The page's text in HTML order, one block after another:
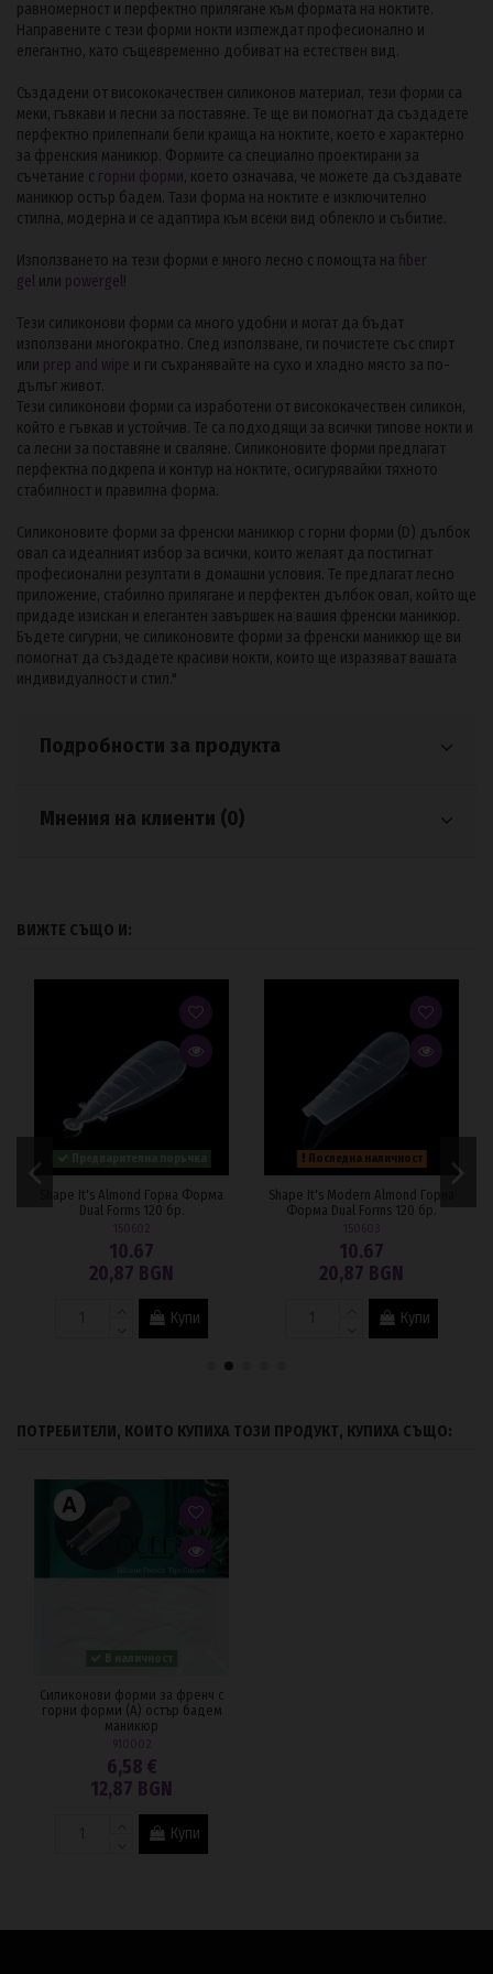
равномерност и перфектно прилягане към формата на ноктите.
Направените с тези форми нокти изглеждат професионално и
елегантно, като същевременно добиват на естествен вид.
Създадени от висококачествен силиконов материал, тези форми са
меки, гъвкави и лесни за поставяне. Те ще ви помогнат да създадете
перфектно прилепнали бели краища на ноктите, което е характерно
за френския маникюр. Формите са специално проектирани за
съчетание с горни форми, което означава, че можете да създавате
маникюр остър бадем. Тази форма на ноктите е изключително
стилна, модерна и се адаптира към всеки вид облекло и събитие.
Използването на тези форми е много лесно с помощта на fiber
gel или powergel!
Тези силиконови форми са много удобни и могат да бъдат
използвани многократно. След използване, ги почистете със спирт
или prep and wipe и ги съхранявайте на сухо и хладно място за по-
дълъг живот.
Тези силиконови форми са изработени от висококачествен силикон,
който е гъвкав и устойчив. Те са подходящи за всички типове нокти и
са лесни за поставяне и сваляне. Силиконовите форми предлагат
перфектна подкрепа и контур на ноктите, осигурявайки тяхното
стабилност и правилна форма.
Силиконовите форми за френски маникюр с горни форми (D) дълбок
овал са идеалният избор за всички, които желаят да постигнат
професионални резултати в домашни условия. Те предлагат лесно
приложение, стабилно прилягане и перфектен дълбок овал, който ще
придаде изискан и елегантен завършек на вашия френски маникюр.
Бъдете сигурни, че силиконовите форми за френски маникюр ще ви
помогнат да създадете красиви нокти, които ще изразяват вашата
индивидуалност и стил."
Подробности за продукта
Мнения на клиенти (0)
ВИЖТЕ СЪЩО И:
Shape It's Almond Горнa Формa
Dual Forms 120 бр.
10.67
20,87 BGN
Купи
Последна наличност
Shape It's Modern Almond Горнa
Формa Dual Forms 120 бр.
10.67
20,87 BGN
Купи
ПОТРЕБИТЕЛИ, КОИТО КУПИХА ТОЗИ ПРОДУКТ, КУПИХА СЪЩО:
Силиконови форми за френч с
горни форми (А) остър бадем
маникюр
6,58 €
12,87 BGN
Купи